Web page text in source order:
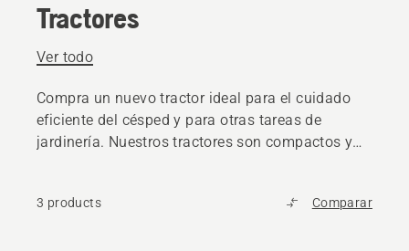
Tractores
Ver todo
Compra un nuevo tractor ideal para el cuidado
eficiente del césped y para otras tareas de
jardinería. Nuestros tractores son compactos y
3 products Comparar